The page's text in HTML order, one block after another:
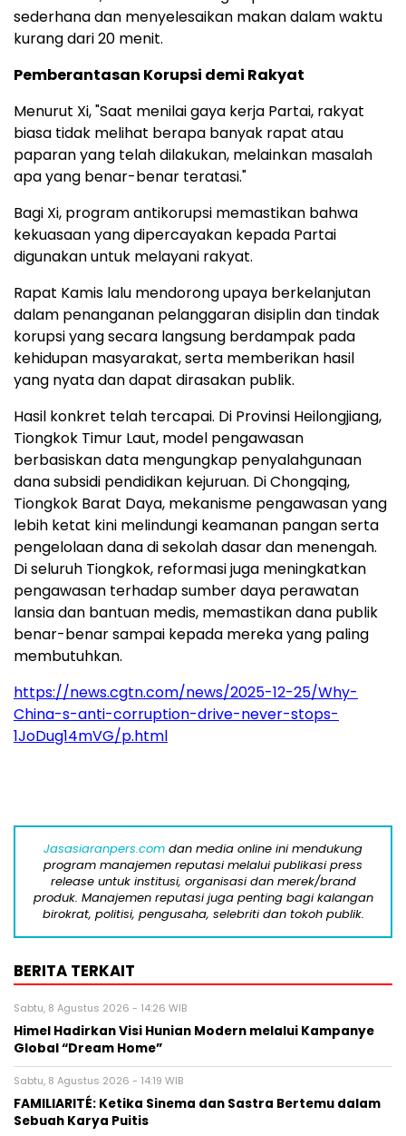
sederhana dan menyelesaikan makan dalam waktu
kurang dari 20 menit.
Pemberantasan Korupsi demi Rakyat
Menurut Xi, "Saat menilai gaya kerja Partai, rakyat
biasa tidak melihat berapa banyak rapat atau
paparan yang telah dilakukan, melainkan masalah
apa yang benar-benar teratasi."
Bagi Xi, program antikorupsi memastikan bahwa
kekuasaan yang dipercayakan kepada Partai
digunakan untuk melayani rakyat.
Rapat Kamis lalu mendorong upaya berkelanjutan
dalam penanganan pelanggaran disiplin dan tindak
korupsi yang secara langsung berdampak pada
kehidupan masyarakat, serta memberikan hasil
yang nyata dan dapat dirasakan publik.
Hasil konkret telah tercapai. Di Provinsi Heilongjiang,
Tiongkok Timur Laut, model pengawasan
berbasiskan data mengungkap penyalahgunaan
dana subsidi pendidikan kejuruan. Di Chongqing,
Tiongkok Barat Daya, mekanisme pengawasan yang
lebih ketat kini melindungi keamanan pangan serta
pengelolaan dana di sekolah dasar dan menengah.
Di seluruh Tiongkok, reformasi juga meningkatkan
pengawasan terhadap sumber daya perawatan
lansia dan bantuan medis, memastikan dana publik
benar-benar sampai kepada mereka yang paling
membutuhkan.
https://news.cgtn.com/news/2025-12-25/Why-
China-s-anti-corruption-drive-never-stops-
1JoDug14mVG/p.html
Jasasiaranpers.com dan media online ini mendukung
program manajemen reputasi melalui publikasi press
release untuk institusi, organisasi dan merek/brand
produk. Manajemen reputasi juga penting bagi kalangan
birokrat, politisi, pengusaha, selebriti dan tokoh publik.
BERITA TERKAIT
Sabtu, 8 Agustus 2026 - 14:26 WIB
Himel Hadirkan Visi Hunian Modern melalui Kampanye
Global “Dream Home”
Sabtu, 8 Agustus 2026 - 14:19 WIB
FAMILIARITÉ: Ketika Sinema dan Sastra Bertemu dalam
Sebuah Karya Puitis